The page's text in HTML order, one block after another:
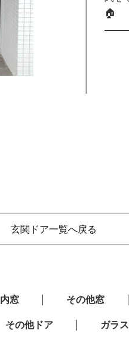
🏠
玄関ドア一覧へ戻る
内窓 その他窓
その他ドア ガラ